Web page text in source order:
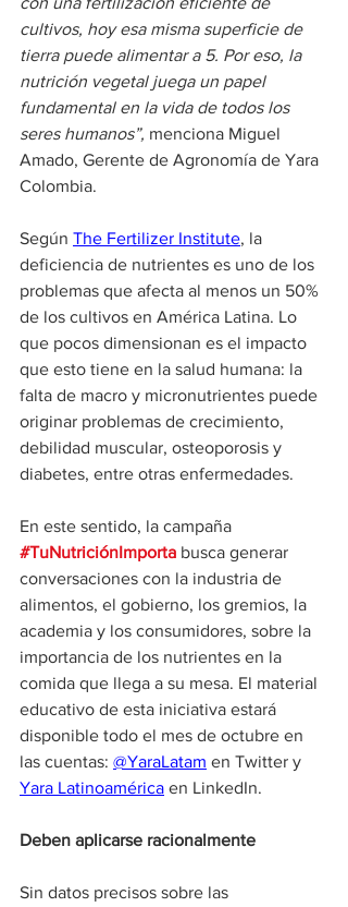
cultivos, hoy esa misma superficie de
tierra puede alimentar a 5. Por eso, la
nutrición vegetal juega un papel
fundamental en la vida de todos los
seres humanos”, menciona Miguel
Amado, Gerente de Agronomía de Yara
Colombia.
Según The Fertilizer Institute, la
deficiencia de nutrientes es uno de los
problemas que afecta al menos un 50%
de los cultivos en América Latina. Lo
que pocos dimensionan es el impacto
que esto tiene en la salud humana: la
falta de macro y micronutrientes puede
originar problemas de crecimiento,
debilidad muscular, osteoporosis y
diabetes, entre otras enfermedades.
En este sentido, la campaña
#TuNutriciónImporta busca generar
conversaciones con la industria de
alimentos, el gobierno, los gremios, la
academia y los consumidores, sobre la
importancia de los nutrientes en la
comida que llega a su mesa. El material
educativo de esta iniciativa estará
disponible todo el mes de octubre en
las cuentas: @YaraLatam en Twitter y
Yara Latinoamérica en LinkedIn.
Deben aplicarse racionalmente
Sin datos precisos sobre las